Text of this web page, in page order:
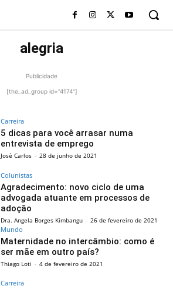
alegria
Publicidade
[the_ad_group id="4174"]
Carreira
5 dicas para você arrasar numa
entrevista de emprego
José Carlos - 28 de junho de 2021
Colunistas
Agradecimento: novo ciclo de uma
advogada atuante em processos de
adoção
Dra. Angela Borges Kimbangu - 26 de fevereiro de 2021
Mundo
Maternidade no intercâmbio: como é
ser mãe em outro país?
Thiago Loti - 4 de fevereiro de 2021
Carreira